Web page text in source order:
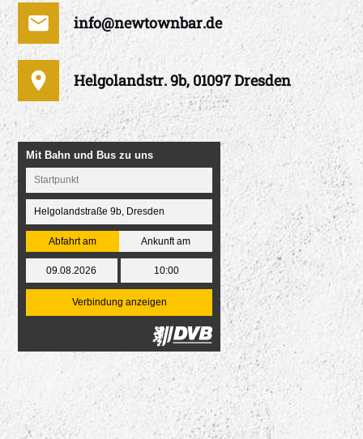
info@newtownbar.de
Helgolandstr. 9b, 01097 Dresden